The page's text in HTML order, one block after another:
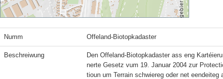
Numm Offeland-Biotopkadaster
Beschreiwung
Den Offeland-Biotopkadaster ass eng
nerte Gesetz vum 19. Januar 2004 zur
tioun um Terrain schwiereg oder net eendeiteg